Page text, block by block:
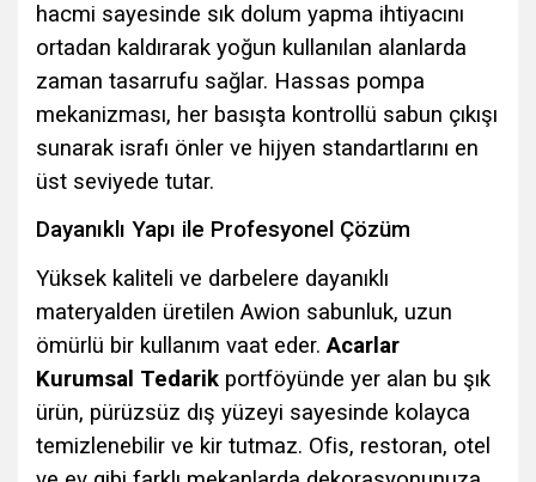
hacmi sayesinde sık dolum yapma ihtiyacını
ortadan kaldırarak yoğun kullanılan alanlarda
zaman tasarrufu sağlar. Hassas pompa
mekanizması, her basışta kontrollü sabun çıkışı
sunarak israfı önler ve hijyen standartlarını en
üst seviyede tutar.
Dayanıklı Yapı ile Profesyonel Çözüm
Yüksek kaliteli ve darbelere dayanıklı
materyalden üretilen Awion sabunluk, uzun
ömürlü bir kullanım vaat eder.Acarlar
Kurumsal Tedarik portföyünde yer alan bu şık
ürün, pürüzsüz dış yüzeyi sayesinde kolayca
temizlenebilir ve kir tutmaz. Ofis, restoran, otel